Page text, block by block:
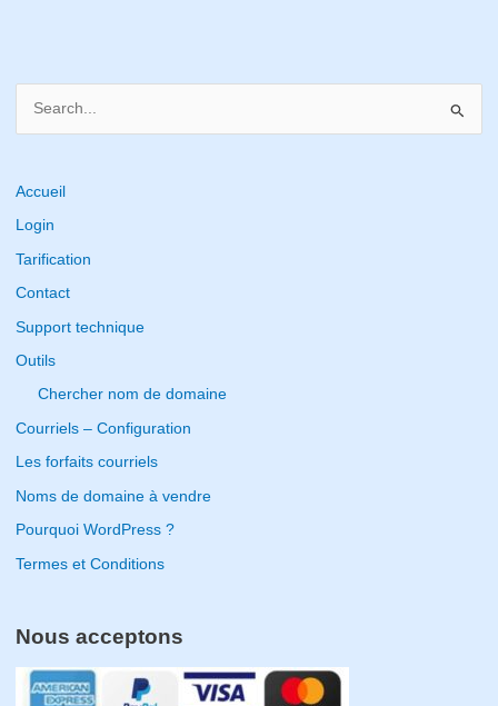
r
c
r
:
Accueil
Login
Tarification
Contact
Support technique
Outils
Chercher nom de domaine
Courriels – Configuration
Les forfaits courriels
Noms de domaine à vendre
Pourquoi WordPress ?
Termes et Conditions
Nous acceptons